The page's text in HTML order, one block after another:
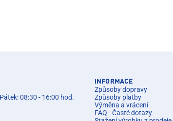
08:30 - 16:00 hod.
INFORMACE
Způsoby dopravy
Způsoby platby
Výměna a vrácení
FAQ - Časté dotazy